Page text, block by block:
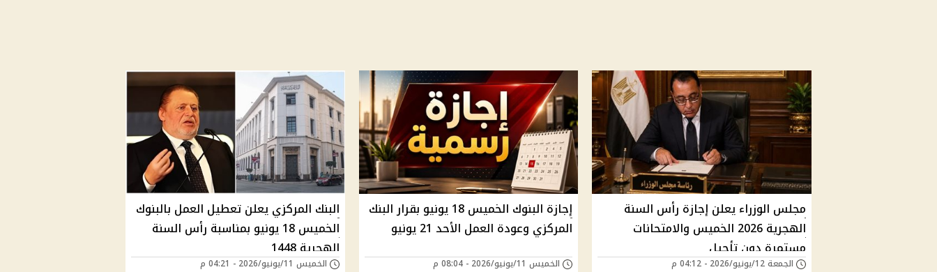
مجلس الوزراء يعلن إجازة رأس السنة
الهجرية 2026 الخميس والامتحانات
مستمرة دون تأجيل
الجمعة 12/يونيو/2026 - 04:12 م
إجازة البنوك الخميس 18 يونيو بقرار البنك
المركزي وعودة العمل الأحد 21 يونيو
الخميس 11/يونيو/2026 - 08:04 م
البنك المركزي يعلن تعطيل العمل بالبنوك
الخميس 18 يونيو بمناسبة رأس السنة
الهجرية 1448
الخميس 11/يونيو/2026 - 04:21 م